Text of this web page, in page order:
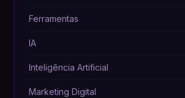
Ferramentas
IA
Inteligência Artificial
Marketing Digital